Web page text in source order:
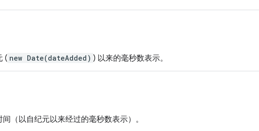
( new Date(dateAdded) ) 以来的毫秒数表示。
（以自纪元以来经过的毫秒数表示）。